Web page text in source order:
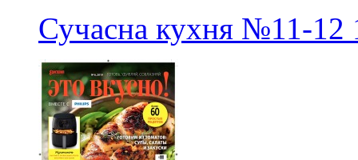
Сучасна кухня №11-12